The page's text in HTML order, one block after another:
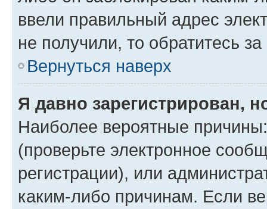
ввели правильный адрес
не получили, то обратитесь
Вернуться наверх
Я давно зарегистрирован,
Наиболее вероятные
(проверьте электронное
регистрации), или
каким-либо причинам. Если